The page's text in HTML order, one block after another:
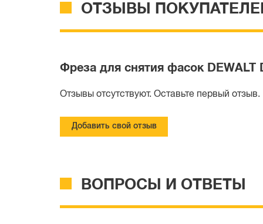
ОТЗЫВЫ
Фреза для снятия фасок
Отзывы отсутствуют. Оставьте первый отзыв.
Добавить свой отзыв
ВОПРОСЫ И ОТВЕТЫ